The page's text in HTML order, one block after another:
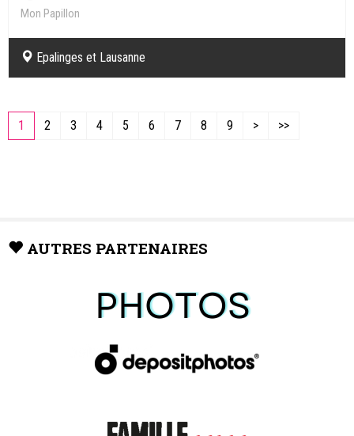
Mon Papillon
Epalinges et Lausanne
1 2 3 4 5 6 7 8 9 > >>
AUTRES PARTENAIRES